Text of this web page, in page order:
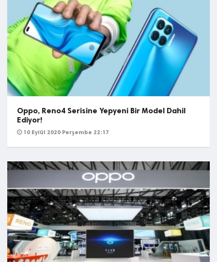
Oppo, Reno4 Serisine Yepyeni Bir Model Dahil
Ediyor!
10 Eylül 2020 Perşembe 22:17